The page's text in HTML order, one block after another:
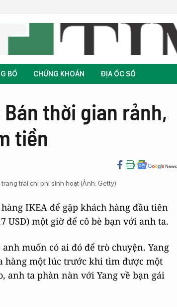
BỐ CHỨNG KHOÁN ĐỊA ỐC SỐ
thời gian rảnh,
tiền
trải chi phí sinh hoạt (Ảnh: Getty)
IKEA để gặp khách hàng đầu tiên
USD) một giờ để cô bè bạn với anh ta.
muốn có ai đó để trò chuyện. Yang
hàng một lúc trước khi tìm được một
anh ta phàn nàn với Yang về bạn gái